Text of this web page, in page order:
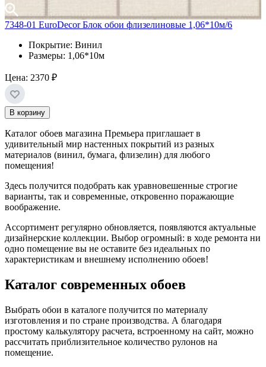
7348-01 EuroDecor Блок обои флизелиновые 1,06*10м/6
Покрытие: Винил
Размеры: 1,06*10м
Цена: 2370 ₽
В корзину
Каталог обоев магазина Премьера приглашает в
удивительный мир настенных покрытий из разных
материалов (винил, бумага, флизелин) для любого
помещения!
Здесь получится подобрать как уравновешенные строгие
варианты, так и современные, откровенно поражающие
воображение.
Ассортимент регулярно обновляется, появляются актуальные
дизайнерские коллекции. Выбор огромный: в ходе ремонта ни
одно помещение вы не оставите без идеальных по
характеристикам и внешнему исполнению обоев!
Каталог современных обоев
Выбрать обои в каталоге получится по материалу
изготовления и по стране производства. А благодаря
простому калькулятору расчета, встроенному на сайт, можно
рассчитать приблизительное количество рулонов на
помещение.